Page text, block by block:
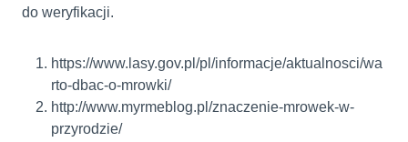
do weryfikacji.
https://www.lasy.gov.pl/pl/informacje/aktualnosci/wa
rto-dbac-o-mrowki/
http://www.myrmeblog.pl/znaczenie-mrowek-w-
przyrodzie/